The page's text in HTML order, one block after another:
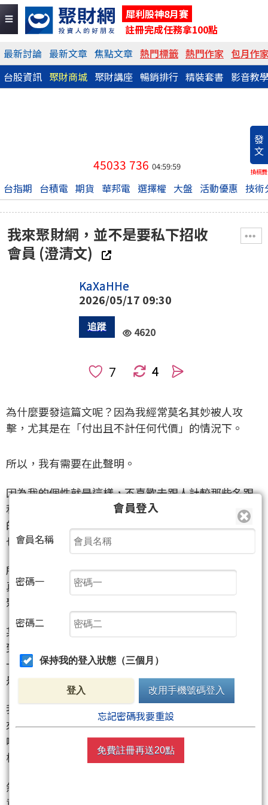
犀利股神8月賽
註冊完成任務拿100點
最新討論 最新文章 焦點文章 熱門標籤 熱門作家 包月作
台股資訊 聚財商城 聚財講座 暢銷排行 精裝套書 影音教
發
文
換稿費
45033 736 04:59:59
台指期 台積電 期貨 華邦電 選擇權 大盤 活動優惠 技術
我來聚財網，並不是要私下招收
會員 (澄清文)
KaXaHHe
2026/05/17 09:30
4620
4
為什麼要發這篇文呢？因為我經常莫名其妙被人攻
擊，尤其是在「付出且不計任何代價」的情況下。
所以，我有需要在此聲明。
因為我的個性就是這樣，不喜歡去跟人計較那些名跟
利，你愛名可以，名讓你去獨享；你愛利就拿去。我
的兄弟愛錢，我全部給，一毛錢都不要，給了之後，
也不會在背後銃康！
所以，不用以小人之心度君子之腹，以為我來聚網的
真正目的是要收會員，要收我早就收了，同樣，要收
聚幣也早就收聚幣，不會撐那麼多年還在裝！
某人(想必你們都已知道是誰)，其實力不夠，難以吸引
到大家的目光，總是愛用跳針式攻擊或人身攻擊，我
一直覺得很奇怪，我是得罪了你甚麼？你媽的勒，總
是要把我的文章原意扭曲掉，故意來挑釁。
我寫文章，習慣性從頭慢慢地把看法寫下來，以便讓
來看我文章的網友們有脈絡可循。在需要時也會告知
哪個關鍵點位要注意，譬如，「破了此點就會怎
樣」，要小心喔~~~
然而，此人從以前到現在，總是故意要扭曲我原文的
會員登入
會員名稱
密碼一
密碼二
保持我的登入狀態（三個月）
登入 改用手機號碼登入
忘記密碼我要重設
免費註冊再送20點